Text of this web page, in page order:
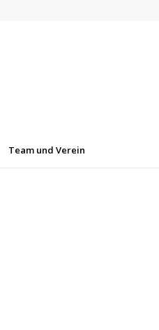
Team und Verein